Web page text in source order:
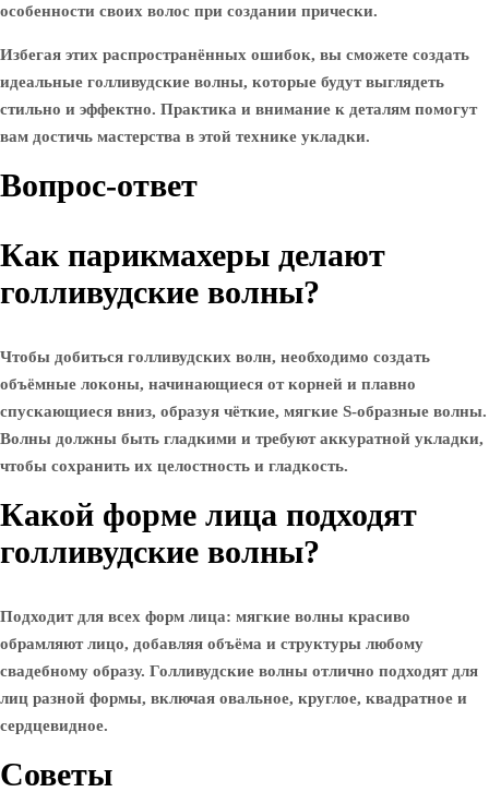
особенности своих волос при создании прически.
Избегая этих распространённых ошибок, вы сможете создать
идеальные голливудские волны, которые будут выглядеть
стильно и эффектно. Практика и внимание к деталям помогут
вам достичь мастерства в этой технике укладки.
Вопрос-ответ
Как парикмахеры делают
голливудские волны?
Чтобы добиться голливудских волн, необходимо создать
объёмные локоны, начинающиеся от корней и плавно
спускающиеся вниз, образуя чёткие, мягкие S-образные волны.
Волны должны быть гладкими и требуют аккуратной укладки,
чтобы сохранить их целостность и гладкость.
Какой форме лица подходят
голливудские волны?
Подходит для всех форм лица: мягкие волны красиво
обрамляют лицо, добавляя объёма и структуры любому
свадебному образу. Голливудские волны отлично подходят для
лиц разной формы, включая овальное, круглое, квадратное и
сердцевидное.
Советы